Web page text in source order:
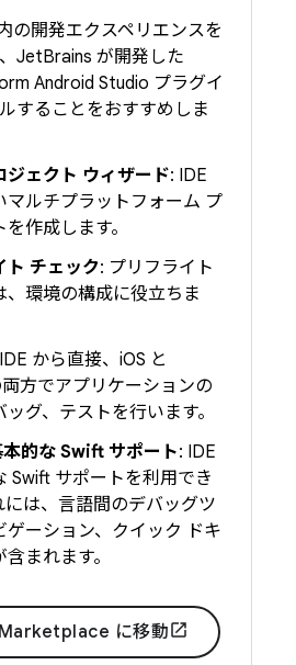
の開発エクスペリエンスを
JetBrains が開発した
Android Studio プラグイ
することをおすすめしま
ジェクト ウィザード: IDE
マルチプラットフォーム プ
作成します。
ト チェック: プリフライト
、環境の構成に役立ちま
から直接、iOS と
方でアプリケーションの
グ、テストを行います。
本的な Swift サポート: IDE
Swift サポートを利用でき
には、言語間のデバッグツ
ゲーション、クイック ドキ
まれます。
に移動